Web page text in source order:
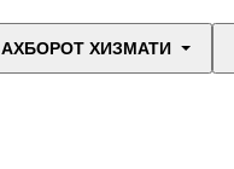
АХБОРОТ ХИЗМАТИ